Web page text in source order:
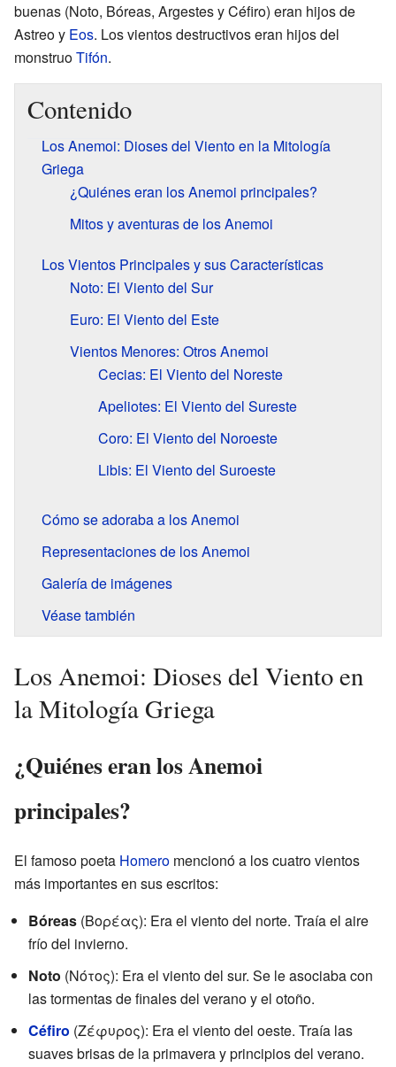
buenas (Noto, Bóreas, Argestes y Céfiro) eran hijos de
Astreo y Eos. Los vientos destructivos eran hijos del
monstruoTifón.
Contenido
Los Anemoi: Dioses del Viento en la Mitología
Griega
¿Quiénes eran los Anemoi principales?
Mitos y aventuras de los Anemoi
Los Vientos Principales y sus Características
Noto: El Viento del Sur
Euro: El Viento del Este
Vientos Menores: Otros Anemoi
Cecias: El Viento del Noreste
Apeliotes: El Viento del Sureste
Coro: El Viento del Noroeste
Libis: El Viento del Suroeste
Cómo se adoraba a los Anemoi
Representaciones de los Anemoi
Galería de imágenes
Véase también
Los Anemoi: Dioses del Viento en
la Mitología Griega
¿Quiénes eran los Anemoi
principales?
El famoso poeta Homero mencionó a los cuatro vientos
más importantes en sus escritos:
Bóreas (Βορέας): Era el viento del norte. Traía el aire
frío del invierno.
Noto (Νότος): Era el viento del sur. Se le asociaba con
las tormentas de finales del verano y el otoño.
Céfiro (Ζέφυρος): Era el viento del oeste. Traía las
suaves brisas de la primavera y principios del verano.